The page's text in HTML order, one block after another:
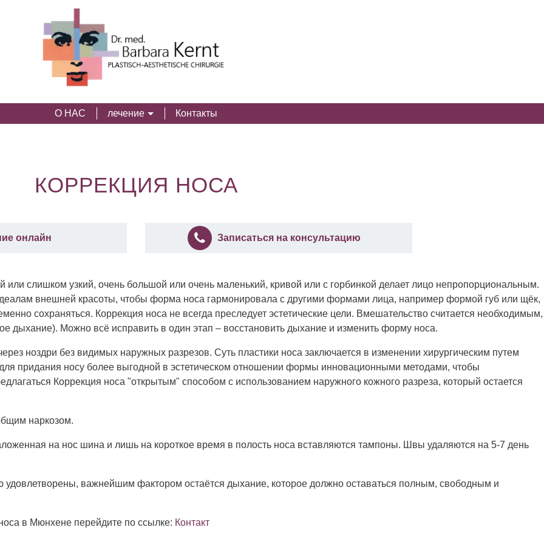
О НАС лечение Контакты
КОРРЕКЦИЯ НОСА
онлайн Записаться на консультацию
слишком узкий, очень большой или очень маленький, кривой или с горбинкой делает лицо непропорциональным.
внешней красоты, чтобы форма носа гармонировала с другими формами лица, например формой губ или щёк,
сохраняться. Коррекция носа не всегда преследует эстетические цели. Вмешательство считается необходимым,
дыхание). Можно всё исправить в один этап – восстановить дыхание и изменить форму носа.
ноздри без видимых наружных разрезов. Суть пластики носа заключается в изменении хирургическим путем
придания носу более выгодной в эстетическом отношении формы инновационными методами, чтобы
Коррекция носа "открытым" способом с использованием наружного кожного разреза, который остается
наркозом.
на нос шина и лишь на короткое время в полость носа вставляются тампоны. Швы удаляются на 5-7 день
важнейшим фактором остаётся дыхание, которое должно оставаться полным, свободным и
в Мюнхене перейдите по ссылке: Контакт